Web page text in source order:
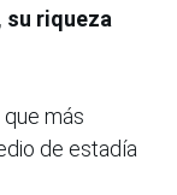
su riqueza
más
de estadía